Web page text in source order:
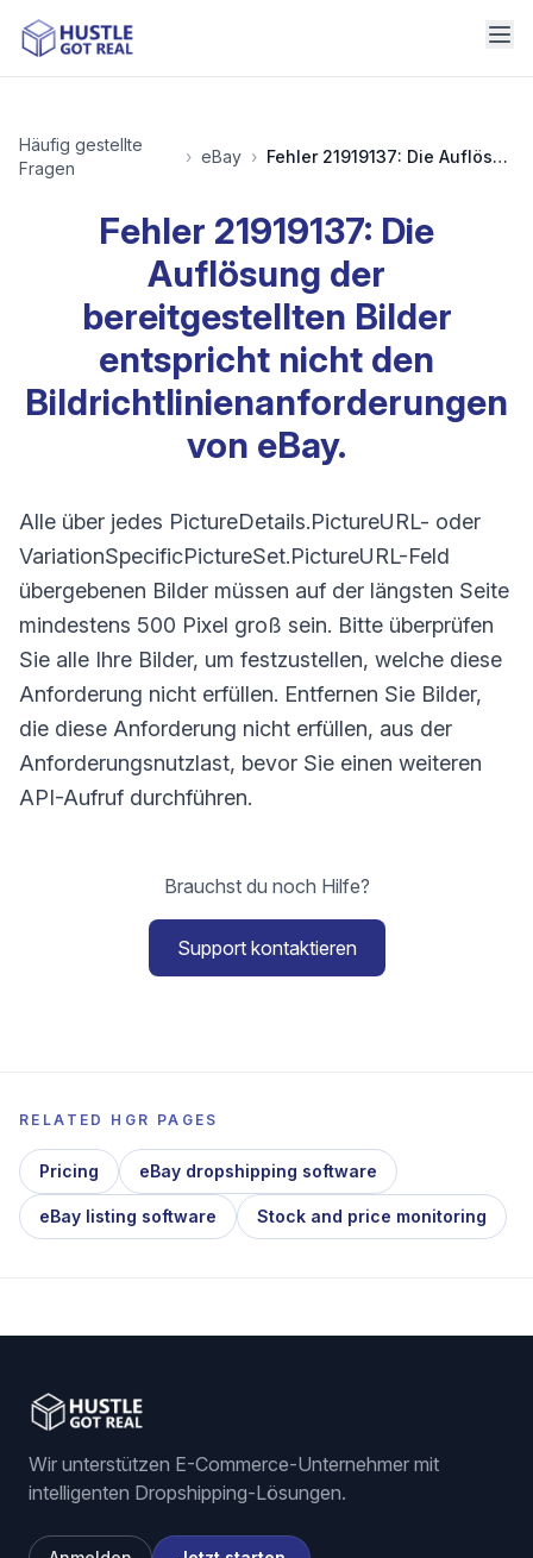
Häufig gestellte
Fragen
› eBay › Fehler 21919137: Die Auflösung der bereitgestellten Bilder entspricht nicht den Bildrichtlinienanforderungen von eBay.
Fehler 21919137: Die
Auflösung der
bereitgestellten Bilder
entspricht nicht den
Bildrichtlinienanforderungen
von eBay.
Alle über jedes PictureDetails.PictureURL- oder
VariationSpecificPictureSet.PictureURL-Feld
übergebenen Bilder müssen auf der längsten Seite
mindestens 500 Pixel groß sein. Bitte überprüfen
Sie alle Ihre Bilder, um festzustellen, welche diese
Anforderung nicht erfüllen. Entfernen Sie Bilder,
die diese Anforderung nicht erfüllen, aus der
Anforderungsnutzlast, bevor Sie einen weiteren
API-Aufruf durchführen.
Brauchst du noch Hilfe?
Support kontaktieren
RELATED HGR PAGES
Pricing eBay dropshipping software
eBay listing software Stock and price monitoring
Wir unterstützen E-Commerce-Unternehmer mit
intelligenten Dropshipping-Lösungen.